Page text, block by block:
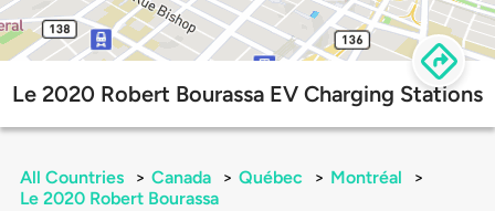
Le 2020 Robert Bourassa EV Charging Stations
All Countries > Canada > Québec > Montréal
>
Le 2020 Robert Bourassa